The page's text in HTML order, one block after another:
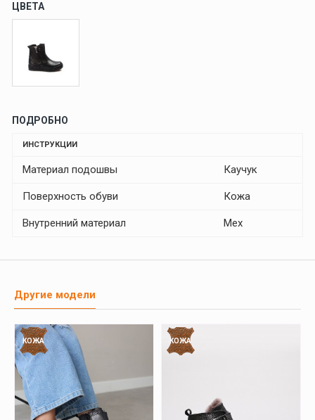
ЦВЕТА
ПОДРОБНО
ИНСТРУКЦИИ
Материал подошвы Каучук
Поверхность обуви Кожа
Внутренний материал Мех
Другие модели
КОЖА КОЖА